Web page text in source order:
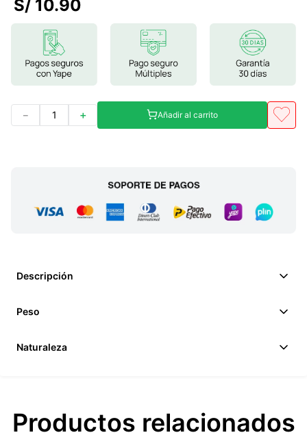
melena leon
9.
stevia
S/ 10.90
＋
－ Añadir al carrito
Descripción
Peso
Naturaleza
Productos relacionados